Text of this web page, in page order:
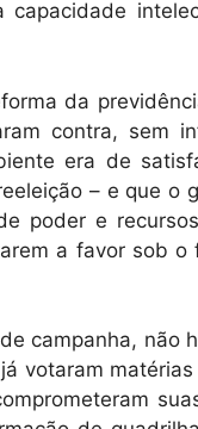
da
contra, sem
era de
– e que o
poder e
a favor sob o
campanha, não
votaram